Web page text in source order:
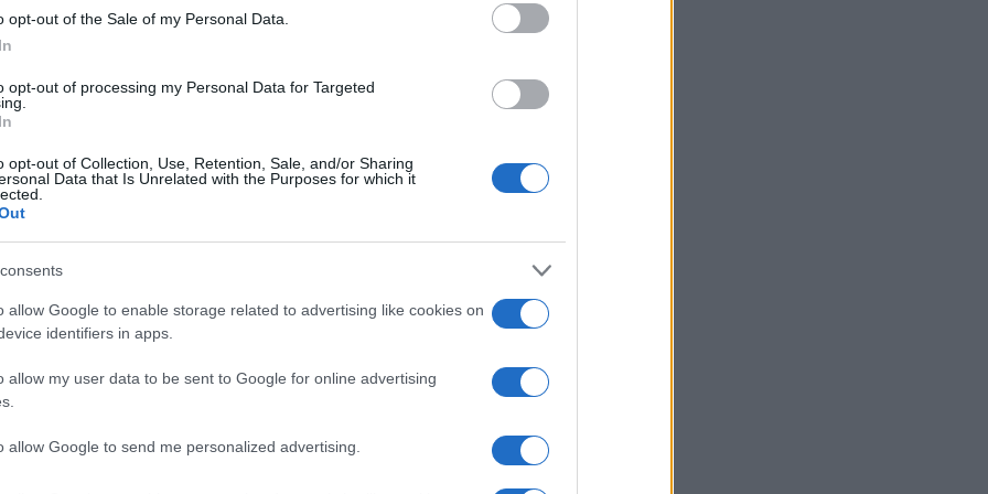
opt-out of the Sale of my Personal Data.
opt-out of processing my Personal Data for Targeted
opt-out of Collection, Use, Retention, Sale, and/or Sharing
Data that Is Unrelated with the Purposes for which it
allow Google to enable storage related to advertising like cookies on
identifiers in apps.
allow my user data to be sent to Google for online advertising
allow Google to send me personalized advertising.
on Instagram
Bosna BH Telecom
koji je prošle sezone ispisao historiju